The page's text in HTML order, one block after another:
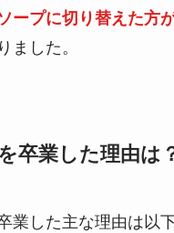
ープに切り替えた方
ました。
卒業した理由は
業した主な理由は以